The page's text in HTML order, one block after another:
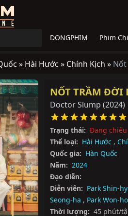
DONGPHIM Phim
» Hài Hước » Chính Kịch » Nốt
NỐT TRẦM ĐỜI
Doctor Slump (2024)
Trạng thái: Đang chiếu
Thể loại: Hài Hước ,
Quốc gia: Hàn Quốc
Năm: 2024
Đạo diễn:
Diễn viên: Park Shin-
Seong-ha , Park Won-ho
Thời lượng: 45 phút/